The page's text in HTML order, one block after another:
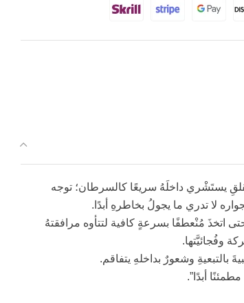
يستَشْري داخلَهُ سريعًا كالسرطان؛ توجه
لا تدري ما يجولُ بخاطرهِ أبدًا.
اتخذَ مُنْعطفًا بسرعةٍ كافية لتتأوه مرافقتهُ
وفُجائيَّتها.
بالتبعيةِ وشعورٌ بداخلهِ يتفاقم.
أبدًا”.